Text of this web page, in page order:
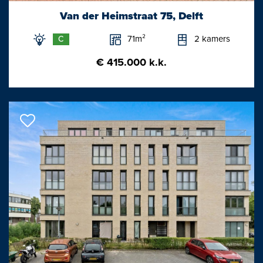
1e verdieping:
overloop, badkamer voorzien van wastafel, ligbad/douche en
slaapkamer(voorzijde) voorzien van twee vaste kasten en een
trapkast.
2e verdieping:
overloop, vaste kast opstelplaats cv-combiketel; slaapkamer
voorzien van een dakkapel; slaapkamer (achterzijde) voorzien
van vaste kasten, toegang tot het dakterras.
De indeling is als volgt:
Afmetingen:
Van der Heimstraat 75, Delft
C 71m² 2 kamers
€ 415.000 k.k.